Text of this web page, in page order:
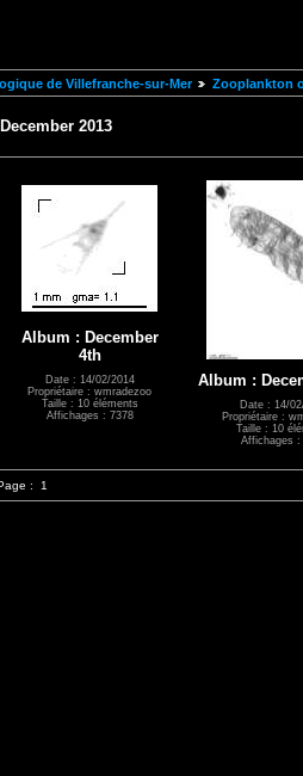
de Villefranche-sur-Mer Zooplankton
December 2013
Album : December
4th
Date : 14/02/2014
Propriétaire : wmradezoo
Taille : 10 éléments
Affichages : 7378
Album :
Date : 14/
Propriétaire :
Taille : 10
Affichages :
: 1